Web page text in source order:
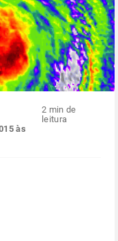
às
2 min de
leitura